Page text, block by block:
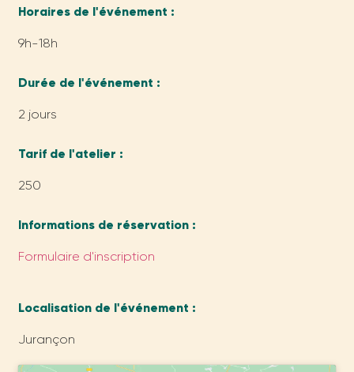
Horaires de l'événement :
9h-18h
Durée de l'événement :
2 jours
Tarif de l'atelier :
250
Informations de réservation :
Formulaire d'inscription
Localisation de l'événement :
Jurançon